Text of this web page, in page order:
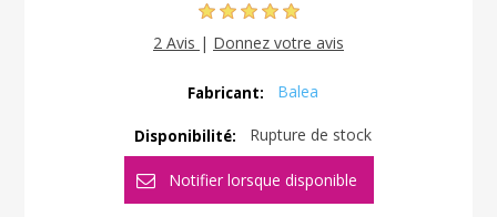
2 Avis | Donnez votre avis
Fabricant: Balea
Disponibilité: Rupture de stock